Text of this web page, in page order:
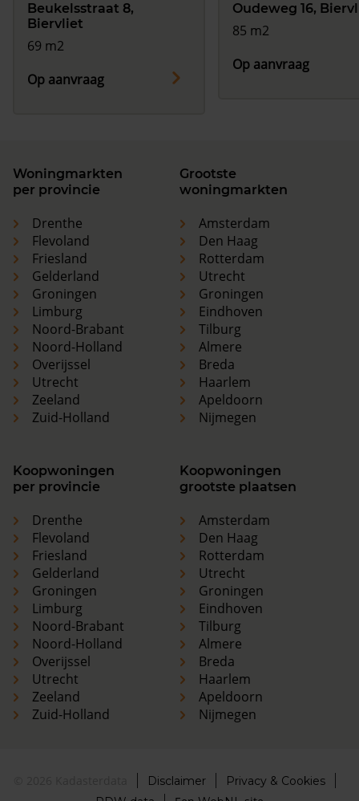
Beukelsstraat 8,
Biervliet
69 m2
Op aanvraag
Oudeweg 16,
85 m2
Op aanvraag
Woningmarkten
per provincie
Drenthe
Flevoland
Friesland
Gelderland
Groningen
Limburg
Noord-Brabant
Noord-Holland
Overijssel
Utrecht
Zeeland
Zuid-Holland
Grootste
woningmarkten
Amsterdam
Den Haag
Rotterdam
Utrecht
Groningen
Eindhoven
Tilburg
Almere
Breda
Haarlem
Apeldoorn
Nijmegen
Koopwoningen
per provincie
Drenthe
Flevoland
Friesland
Gelderland
Groningen
Limburg
Noord-Brabant
Noord-Holland
Overijssel
Utrecht
Zeeland
Zuid-Holland
Koopwoningen
grootste plaatsen
Amsterdam
Den Haag
Rotterdam
Utrecht
Groningen
Eindhoven
Tilburg
Almere
Breda
Haarlem
Apeldoorn
Nijmegen
Disclaimer
Privacy & Cookies